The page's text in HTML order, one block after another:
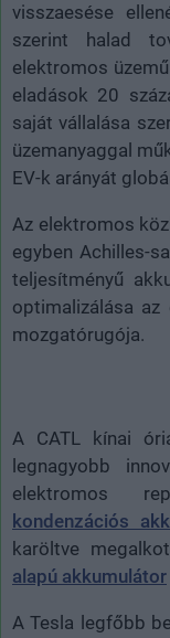
visszaesése
szerint halad
elektromos
eladások 20
saját vállalása
üzemanyaggal
EV-k arányát
Az elektromos
egyben Achilles-
teljesítményű
optimalizálása
mozgatórugója.
A CATL kínai
legnagyobb
elektromos
kondenzációs
karöltve
alapú akkumulátor
A Tesla legfőbb